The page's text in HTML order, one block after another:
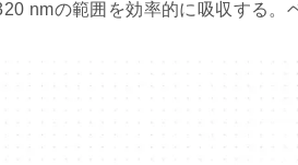
nmの範囲を効率的に吸収する。